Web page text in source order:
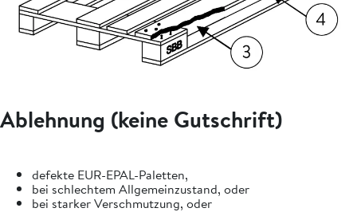
Ablehnung (keine Gutschrift)
defekte EUR-EPAL-Paletten,
bei schlechtem Allgemeinzustand, oder
bei starker Verschmutzung, oder